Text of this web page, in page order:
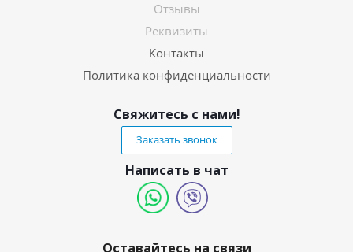
Отзывы
Реквизиты
Контакты
Политика конфиденциальности
Свяжитесь с нами!
Заказать звонок
Написать в чат
Оставайтесь на связи